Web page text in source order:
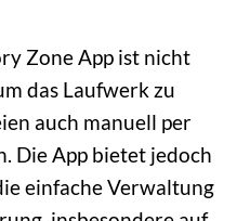
Zone App ist nicht
das Laufwerk zu
auch manuell per
Die App bietet jedoch
einfache Verwaltung